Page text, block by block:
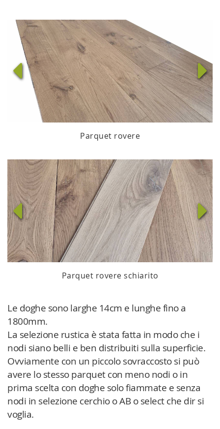
Parquet rovere
Parquet rovere schiarito
Le doghe sono larghe 14cm e lunghe fino a
1800mm.
La selezione rustica è stata fatta in modo che i
nodi siano belli e ben distribuiti sulla superficie.
Ovviamente con un piccolo sovraccosto si può
avere lo stesso parquet con meno nodi o in
prima scelta con doghe solo fiammate e senza
nodi in selezione cerchio o AB o select che dir si
voglia.